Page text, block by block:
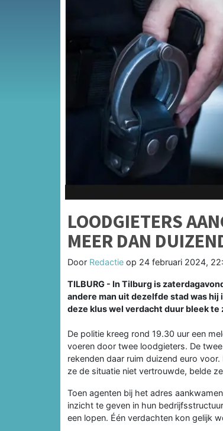
LOODGIETERS
MEER DAN
Door Redactie op 24 februari 2024,
TILBURG - In Tilburg is
andere man uit dezelfde stad was
deze klus wel verdacht duur bleek
De politie kreeg rond 19.30 uur een
voeren door twee loodgieters. De
rekenden daar ruim duizend euro
ze de situatie niet vertrouwde, belde
Toen agenten bij het adres
inzicht te geven in hun
een lopen. Één verdachten kon gelijk